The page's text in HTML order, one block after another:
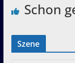
Schon
Szene